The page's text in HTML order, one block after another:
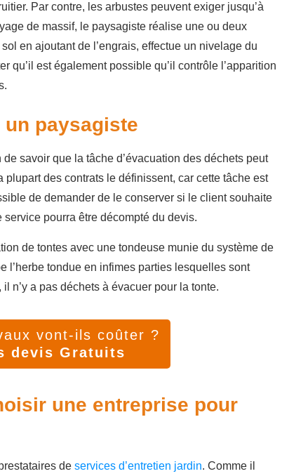
Par contre, les arbustes peuvent exiger jusqu’à
de massif, le paysagiste réalise une ou deux
en ajoutant de l’engrais, effectue un nivelage du
qu’il est également possible qu’il contrôle l’apparition
paysagiste
savoir que la tâche d’évacuation des déchets peut
des contrats le définissent, car cette tâche est
de demander de le conserver si le client souhaite
pourra être décompté du devis.
de tontes avec une tondeuse munie du système de
l’herbe tondue en infimes parties lesquelles sont
n’y a pas déchets à évacuer pour la tonte.
vont-ils coûter ?
devis Gratuits
une entreprise pour
de services d’entretien jardin. Comme il